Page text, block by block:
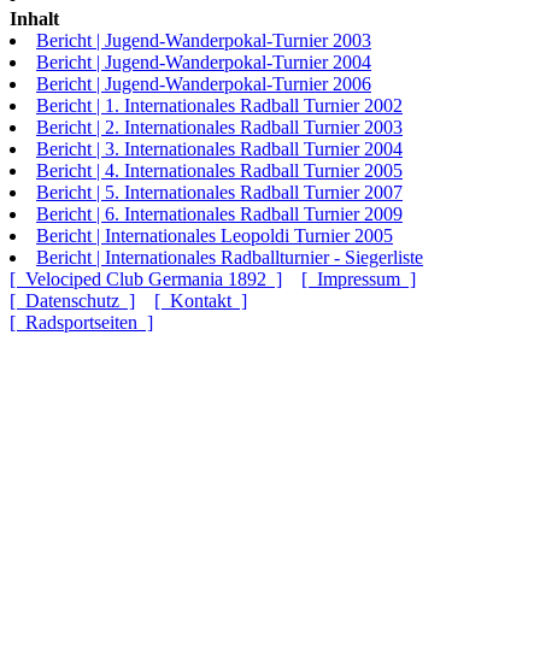
Inhalt
Bericht | Jugend-Wanderpokal-Turnier 2003
Bericht | Jugend-Wanderpokal-Turnier 2004
Bericht | Jugend-Wanderpokal-Turnier 2006
Bericht | 1. Internationales Radball Turnier 2002
Bericht | 2. Internationales Radball Turnier 2003
Bericht | 3. Internationales Radball Turnier 2004
Bericht | 4. Internationales Radball Turnier 2005
Bericht | 5. Internationales Radball Turnier 2007
Bericht | 6. Internationales Radball Turnier 2009
Bericht | Internationales Leopoldi Turnier 2005
Bericht | Internationales Radballturnier - Siegerliste
[ Velociped Club Germania 1892 ]
[ Impressum ]
[ Datenschutz ]
[ Kontakt ]
[ Radsportseiten ]